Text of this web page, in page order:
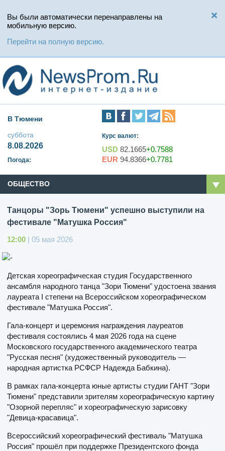
Вы были автоматически перенаправлены на
мобильную версию.
Перейти на полную версию.
В Тюмени
суббота
8.08.2026
Погода:
Курс валют:
USD 82.1665+0.7588
EUR 94.8366+0.7781
ОБЩЕСТВО
Танцоры "Зорь Тюмени" успешно выступили на
фестивале "Матушка Россия"
12:00 | 05 мая 2026
Детская хореографическая студия Государственного
ансамбля народного танца "Зори Тюмени" удостоена звания
лауреата I степени на Всероссийском хореографическом
фестивале "Матушка Россия".
Гала-концерт и церемония награждения лауреатов
фестиваля состоялись 4 мая 2026 года на сцене
Московского государственного академического театра
"Русская песня" (художественный руководитель —
народная артистка РСФСР Надежда Бабкина).
В рамках гала-концерта юные артисты студии ГАНТ "Зори
Тюмени" представили зрителям хореографическую картину
"Озорной перепляс" и хореографическую зарисовку
"Девица-красавица".
Всероссийский хореографический фестиваль "Матушка
Россия" прошёл при поддержке Президентского фонда